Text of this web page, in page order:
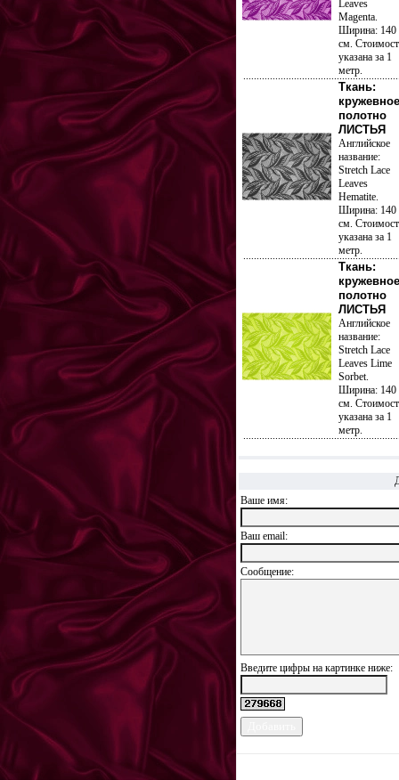
Leaves
Magenta.
Ширина: 140
см.
указана за 1
метр.
Ткань:
кружевное
полотно
ЛИСТЬЯ
Английское
название:
Stretch Lace
Leaves
Hematite.
Ширина: 140
см.
указана за 1
метр.
Ткань:
кружевное
полотно
ЛИСТЬЯ
Английское
название:
Stretch Lace
Leaves Lime
Sorbet.
Ширина: 140
см.
указана за 1
метр.
Ваше имя:
Ваш еmail:
Сообщение:
Введите цифры на картинке ниже: